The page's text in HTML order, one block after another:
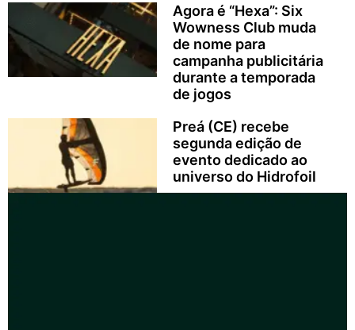
Agora é “Hexa”: Six
Wowness Club muda
de nome para
campanha publicitária
durante a temporada
de jogos
Preá (CE) recebe
segunda edição de
evento dedicado ao
universo do Hidrofoil